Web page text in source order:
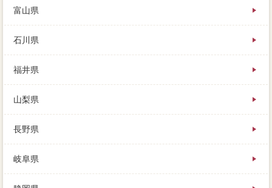
取っていたり、可能性の方が訪れています。
富山県
石川県
福井県
山梨県
長野県
岐阜県